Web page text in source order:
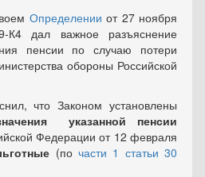
Определении от 27 ноября
К4 дал важное разъяснение
пенсии по случаю потери
обороны Российской
что Законом установлены
указанной пенсии
Федерации от 12 февраля
(по части 1 статьи 30